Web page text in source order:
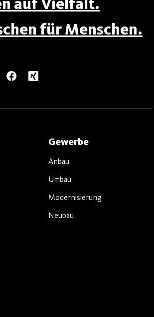
für Menschen.
Gewerbe
Anbau
Umbau
Modernisierung
Neubau